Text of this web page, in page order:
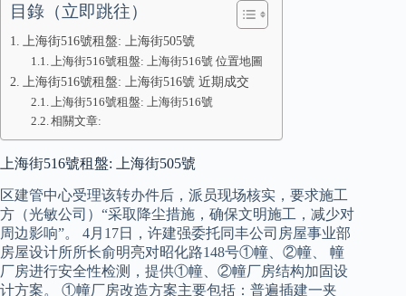
目錄（立即跳往）
上海街516號租盤: 上海街505號
上海街516號租盤: 上海街516號 位置地圖
上海街516號租盤: 上海街516號 近期成交
上海街516號租盤: 上海街516號
相關文章:
上海街516號租盤: 上海街505號
区建管中心受理该转办件后，派员现场核实，要求施工
方（光敏公司）“采取降尘措施，确保文明施工，减少对
周边影响”。 4月17日，许建强委托同丰公司房屋事业部
房屋设计所所长俞明亮对昭化路148号①幢、②幢、 幢
厂房进行安全性检测，提供①幢、②幢厂房结构加固设
计方案。 ①幢厂房改造方案主要包括：普遍插建一夹